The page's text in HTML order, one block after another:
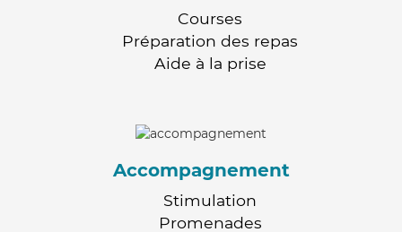
Courses
Préparation des repas
Aide à la prise
Accompagnement
Stimulation
Promenades